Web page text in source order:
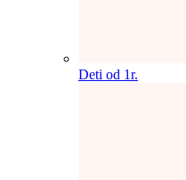
Deti od 1r.